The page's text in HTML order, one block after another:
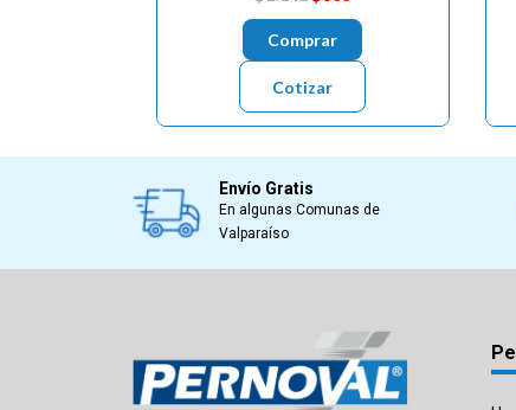
Comprar
Cotizar
Envío Gratis
En algunas Comunas de
Valparaíso